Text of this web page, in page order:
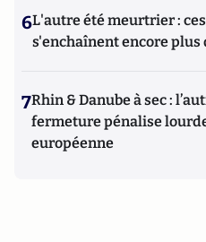
6L'autre été meurtrier :
s'enchaînent encore plus
7Rhin & Danube à sec :
fermeture pénalise
européenne